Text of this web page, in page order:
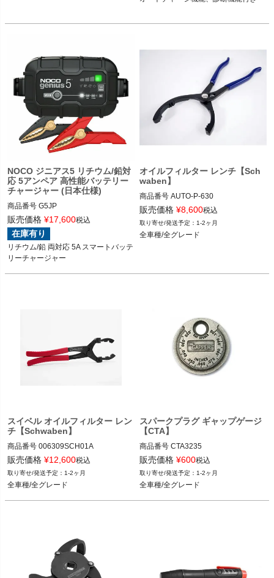
NOCO ジニアス5 リチウム/鉛対
応 5アンペア 高性能バッテリー
チャージャー (日本仕様)
商品番号 G5JP
旧型番：GENIUS5
G5JP
販売価格 ¥17,600税込
在庫有り
リチウム/鉛 両対応 5A スマートバッテ
リーチャージャー
オイルフィルター レンチ【Sch
waben】
商品番号 AUTO-P-630
P-630
全車種/全グレード
販売価格 ¥8,600税込
1-2ヶ月
全車種/全グレード
スイベル オイルフィルター レン
チ【Schwaben】
商品番号 006309SCH01A
006309SCH01A
販売価格 ¥12,600税込
1-2ヶ月
スパークプラグ ギャップゲージ
【CTA】
商品番号 CTA3235
CTA3235
全車種/全グレード
販売価格 ¥600税込
1-2ヶ月
全車種/全グレード